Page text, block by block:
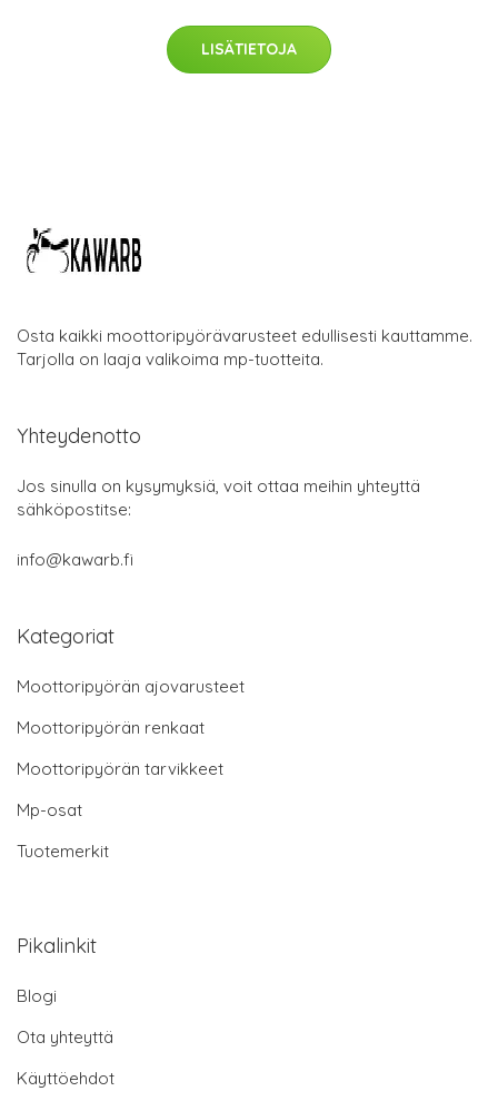
LISÄTIETOJA
Osta kaikki moottoripyörävarusteet edullisesti kauttamme.
Tarjolla on laaja valikoima mp-tuotteita.
Yhteydenotto
Jos sinulla on kysymyksiä, voit ottaa meihin yhteyttä
sähköpostitse:
info@kawarb.fi
Kategoriat
Moottoripyörän ajovarusteet
Moottoripyörän renkaat
Moottoripyörän tarvikkeet
Mp-osat
Tuotemerkit
Pikalinkit
Blogi
Ota yhteyttä
Käyttöehdot